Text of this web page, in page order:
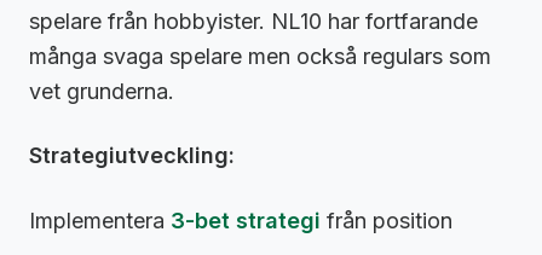
spelare från hobbyister. NL10 har fortfarande
många svaga spelare men också regulars som
vet grunderna.
Strategiutveckling:
Implementera 3-bet strategi från position